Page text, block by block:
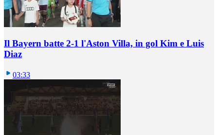
Il Bayern batte 2-1 l'Aston Villa, in gol Kim e Luis
Diaz
03:33